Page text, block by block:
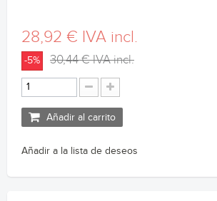
28,92 € IVA incl.
-5% 30,44 €IVA incl.
Añadir al carrito
Añadir a la lista de deseos